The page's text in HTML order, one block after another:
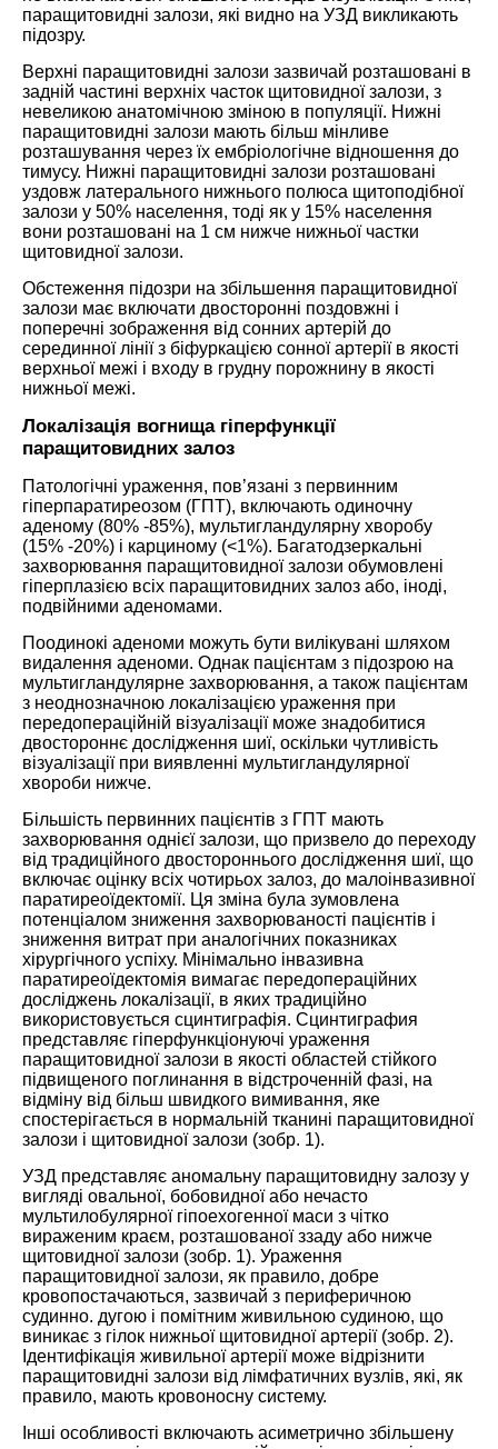
паращитовидні залози, які видно на УЗД викликають
підозру.
Верхні паращитовидні залози зазвичай розташовані в
задній частині верхніх часток щитовидної залози, з
невеликою анатомічною зміною в популяції. Нижні
паращитовидні залози мають більш мінливе
розташування через їх ембріологічне відношення до
тимусу. Нижні паращитовидні залози розташовані
уздовж латерального нижнього полюса щитоподібної
залози у 50% населення, тоді як у 15% населення
вони розташовані на 1 см нижче нижньої частки
щитовидної залози.
Обстеження підозри на збільшення паращитовидної
залози має включати двосторонні поздовжні і
поперечні зображення від сонних артерій до
серединної лінії з біфуркацією сонної артерії в якості
верхньої межі і входу в грудну порожнину в якості
нижньої межі.
Локалізація вогнища гіперфункції
паращитовидних залоз
Патологічні ураження, пов’язані з первинним
гіперпаратиреозом (ГПТ), включають одиночну
аденому (80% -85%), мультигландулярну хворобу
(15% -20%) і карциному (<1%). Багатодзеркальні
захворювання паращитовидної залози обумовлені
гіперплазією всіх паращитовидних залоз або, іноді,
подвійними аденомами.
Поодинокі аденоми можуть бути вилікувані шляхом
видалення аденоми. Однак пацієнтам з підозрою на
мультигландулярне захворювання, а також пацієнтам
з неоднозначною локалізацією ураження при
передопераційній візуалізації може знадобитися
двостороннє дослідження шиї, оскільки чутливість
візуалізації при виявленні мультигландулярної
хвороби нижче.
Більшість первинних пацієнтів з ГПТ мають
захворювання однієї залози, що призвело до переходу
від традиційного двостороннього дослідження шиї, що
включає оцінку всіх чотирьох залоз, до малоінвазивної
паратиреоїдектомії. Ця зміна була зумовлена ​​
потенціалом зниження захворюваності пацієнтів і
зниження витрат при аналогічних показниках
хірургічного успіху. Мінімально інвазивна
паратиреоїдектомія вимагає передопераційних
досліджень локалізації, в яких традиційно
використовується сцинтиграфія. Сцинтиграфия
представляє гіперфункціонуючі ураження
паращитовидної залози в якості областей стійкого
підвищеного поглинання в відстроченній фазі, на
відміну від більш швидкого вимивання, яке
спостерігається в нормальній тканині паращитовидної
залози і щитовидної залози (зобр. 1).
УЗД представляє аномальну паращитовидну залозу у
вигляді овальної, бобовидної або нечасто
мультилобулярної гіпоехогенної маси з чітко
вираженим краєм, розташованої ззаду або нижче
щитовидної залози (зобр. 1). Ураження
паращитовидної залози, як правило, добре
кровопостачаються, зазвичай з периферичною
судинно. дугою і помітним живильною судиною, що
виникає з гілок нижньої щитовидної артерії (зобр. 2).
Ідентифікація живильної артерії може відрізнити
паращитовидні залози від лімфатичних вузлів, які, як
правило, мають кровоносну систему.
Інші особливості включають асиметрично збільшену